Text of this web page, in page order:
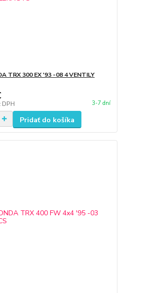
TRX 300 EX '93 -08 4 VENTILY
DPH 3-7 dní
Pridať do košíka